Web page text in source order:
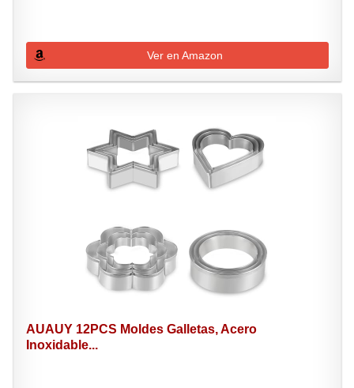
Ver en Amazon
AUAUY 12PCS Moldes Galletas, Acero
Inoxidable...